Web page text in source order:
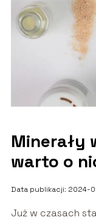
Minerały
warto o
Data publikacji: 2024-
Już w czasach